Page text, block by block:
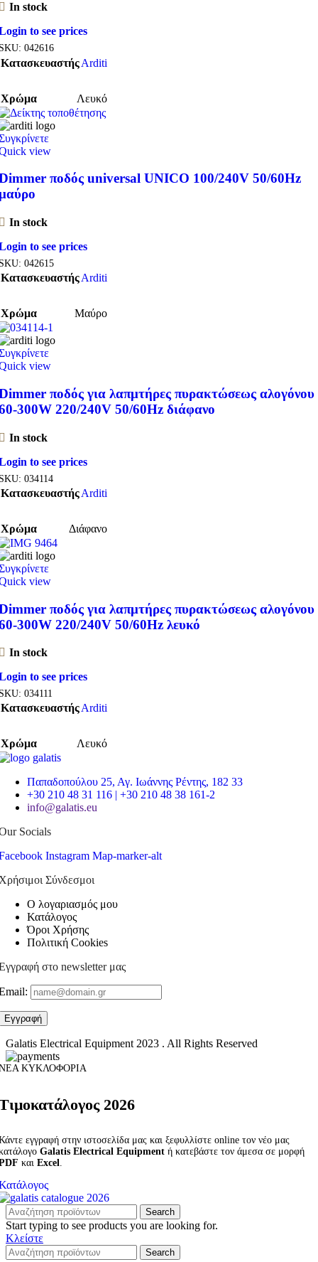
In stock
to see prices
042616
ΚατασκευαστήςArditi
Χρώμα Λευκό
view
ποδός universal UNICO 100/240V 50/60Hz
In stock
to see prices
042615
ΚατασκευαστήςArditi
Χρώμα Μαύρο
view
ποδός για λαπμτήρες πυρακτώσεως αλογόνου
300W 220/240V 50/60Hz διάφανο
In stock
to see prices
034114
ΚατασκευαστήςArditi
Χρώμα Διάφανο
view
ποδός για λαπμτήρες πυρακτώσεως αλογόνου
300W 220/240V 50/60Hz λευκό
In stock
to see prices
034111
ΚατασκευαστήςArditi
Χρώμα Λευκό
Παπαδοπούλου 25, Αγ. Ιωάννης Ρέντης, 182 33
+30 210 48 31 116 | +30 210 48 38 161-2
info@galatis.eu
Socials
Instagram Map-marker-alt
Σύνδεσμοι
Ο λογαριασμός μου
Κατάλογος
Όροι Χρήσης
Πολιτική Cookies
στο newsletter μας
Galatis Electrical Equipment2023 . All Rights Reserved
ΚΥΚΛΟΦΟΡΙΑ
2026
εγγραφή στην ιστοσελίδα μας και ξεφυλλίστε online τον νέο μας
Galatis Electrical Equipment ή κατεβάστε τον άμεσα σε μορφή
και Excel
Search
Start typing to see products you are looking for.
Κλείστε
Search